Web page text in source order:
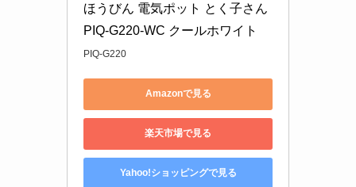
ほうびん 電気ポット とく子さん
PIQ-G220-WC クールホワイト
PIQ-G220
Amazonで見る
楽天市場で見る
Yahoo!ショッピングで見る